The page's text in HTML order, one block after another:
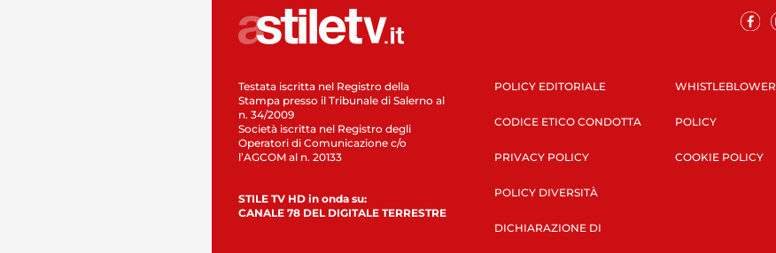
Testata iscritta nel Registro della
Stampa presso il Tribunale di Salerno al
n. 34/2009
Società iscritta nel Registro degli
Operatori di Comunicazione c/o
l’AGCOM al n. 20133
STILE TV HD in onda su:
CANALE 78 DEL DIGITALE TERRESTRE
POLICY EDITORIALE
CODICE ETICO CONDOTTA
PRIVACY POLICY
POLICY DIVERSITÀ
DICHIARAZIONE DI
WHISTLEBLOWER
POLICY
COOKIE POLICY